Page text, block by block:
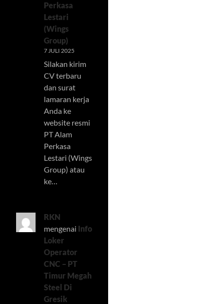
Perkasa
Lestari
(Wings
Group)
7 JULI 2025
Silakan kirim
CV terbaru
dan surat
lamaran kerja
Anda ke
website resmi
PT Alam
Perkasa
Lestari (Wings
Group) atau
ke…
RKN
mengenai Info
Loker
Operator
CNC – PT
Timur Megah
Steel Di
Gresik